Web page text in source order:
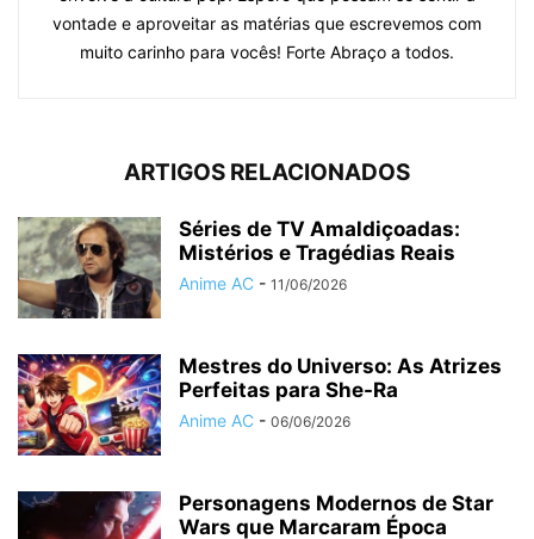
vontade e aproveitar as matérias que escrevemos com
muito carinho para vocês! Forte Abraço a todos.
ARTIGOS RELACIONADOS
Séries de TV Amaldiçoadas:
Mistérios e Tragédias Reais
Anime AC - 11/06/2026
Mestres do Universo: As Atrizes
Perfeitas para She-Ra
Anime AC - 06/06/2026
Personagens Modernos de Star
Wars que Marcaram Época